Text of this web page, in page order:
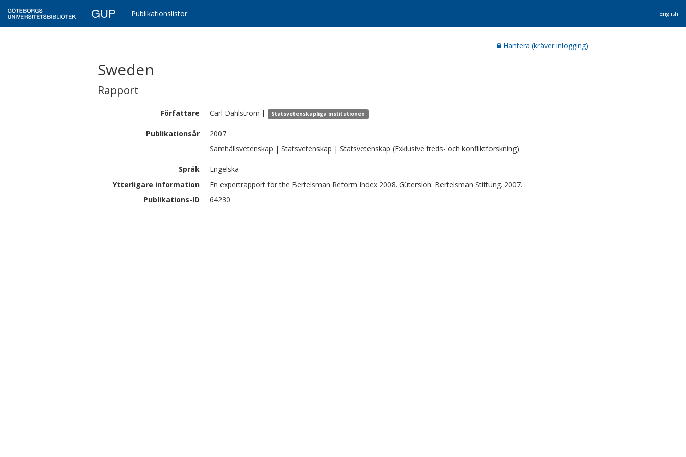
GUP Publikationslistor English
Hantera (kräver inlogging)
Sweden
Rapport
Författare Carl Dahlström | Statsvetenskapliga institutionen
Publikationsår
2007
Samhällsvetenskap | Statsvetenskap | Statsvetenskap (Exklusive freds- och konfliktforskning)
Språk
Engelska
Ytterligare information
En expertrapport för the Bertelsman Reform Index 2008. Gütersloh: Bertelsman Stiftung. 2007.
Publikations-ID
64230